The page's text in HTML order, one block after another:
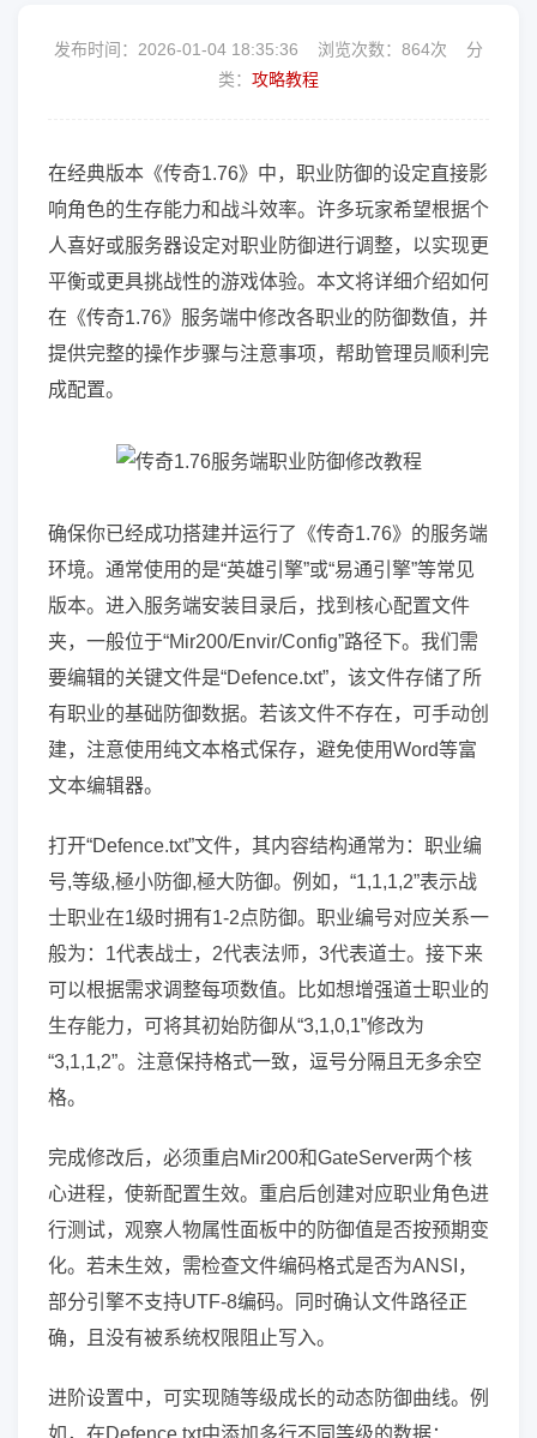
发布时间：2026-01-04 18:35:36 浏览次数： 864次 分
类： 攻略教程
在经典版本《传奇1.76》中，职业防御的设定直接影
响角色的生存能力和战斗效率。许多玩家希望根据个
人喜好或服务器设定对职业防御进行调整，以实现更
平衡或更具挑战性的游戏体验。本文将详细介绍如何
在《传奇1.76》服务端中修改各职业的防御数值，并
提供完整的操作步骤与注意事项，帮助管理员顺利完
成配置。
确保你已经成功搭建并运行了《传奇1.76》的服务端
环境。通常使用的是“英雄引擎”或“易通引擎”等常见
版本。进入服务端安装目录后，找到核心配置文件
夹，一般位于“Mir200/Envir/Config”路径下。我们需
要编辑的关键文件是“Defence.txt”，该文件存储了所
有职业的基础防御数据。若该文件不存在，可手动创
建，注意使用纯文本格式保存，避免使用Word等富
文本编辑器。
打开“Defence.txt”文件，其内容结构通常为：职业编
号,等级,極小防御,極大防御。例如，“1,1,1,2”表示战
士职业在1级时拥有1-2点防御。职业编号对应关系一
般为：1代表战士，2代表法师，3代表道士。接下来
可以根据需求调整每项数值。比如想增强道士职业的
生存能力，可将其初始防御从“3,1,0,1”修改为
“3,1,1,2”。注意保持格式一致，逗号分隔且无多余空
格。
完成修改后，必须重启Mir200和GateServer两个核
心进程，使新配置生效。重启后创建对应职业角色进
行测试，观察人物属性面板中的防御值是否按预期变
化。若未生效，需检查文件编码格式是否为ANSI，
部分引擎不支持UTF-8编码。同时确认文件路径正
确，且没有被系统权限阻止写入。
进阶设置中，可实现随等级成长的动态防御曲线。例
如，在Defence.txt中添加多行不同等级的数据：